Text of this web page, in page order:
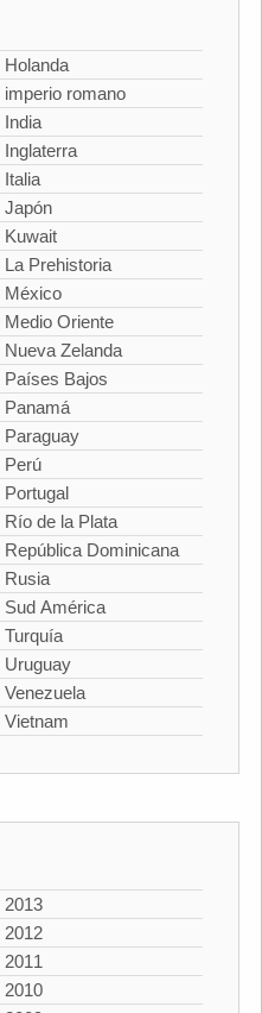
Holanda
imperio romano
India
Inglaterra
Italia
Japón
Kuwait
La Prehistoria
México
Medio Oriente
Nueva Zelanda
Países Bajos
Panamá
Paraguay
Perú
Portugal
Río de la Plata
República Dominicana
Rusia
Sud América
Turquía
Uruguay
Venezuela
Vietnam
2013
2012
2011
2010